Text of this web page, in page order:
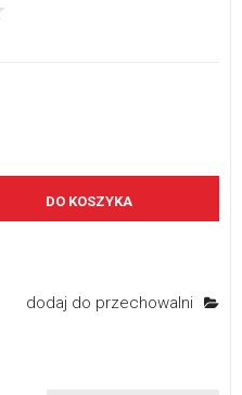
DO KOSZYKA
dodaj do przechowalni